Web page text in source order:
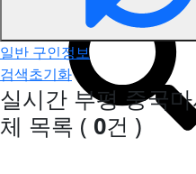
일반 구인정보
검색초기화
실시간 부평 중국
체 목록 ( 0건 )